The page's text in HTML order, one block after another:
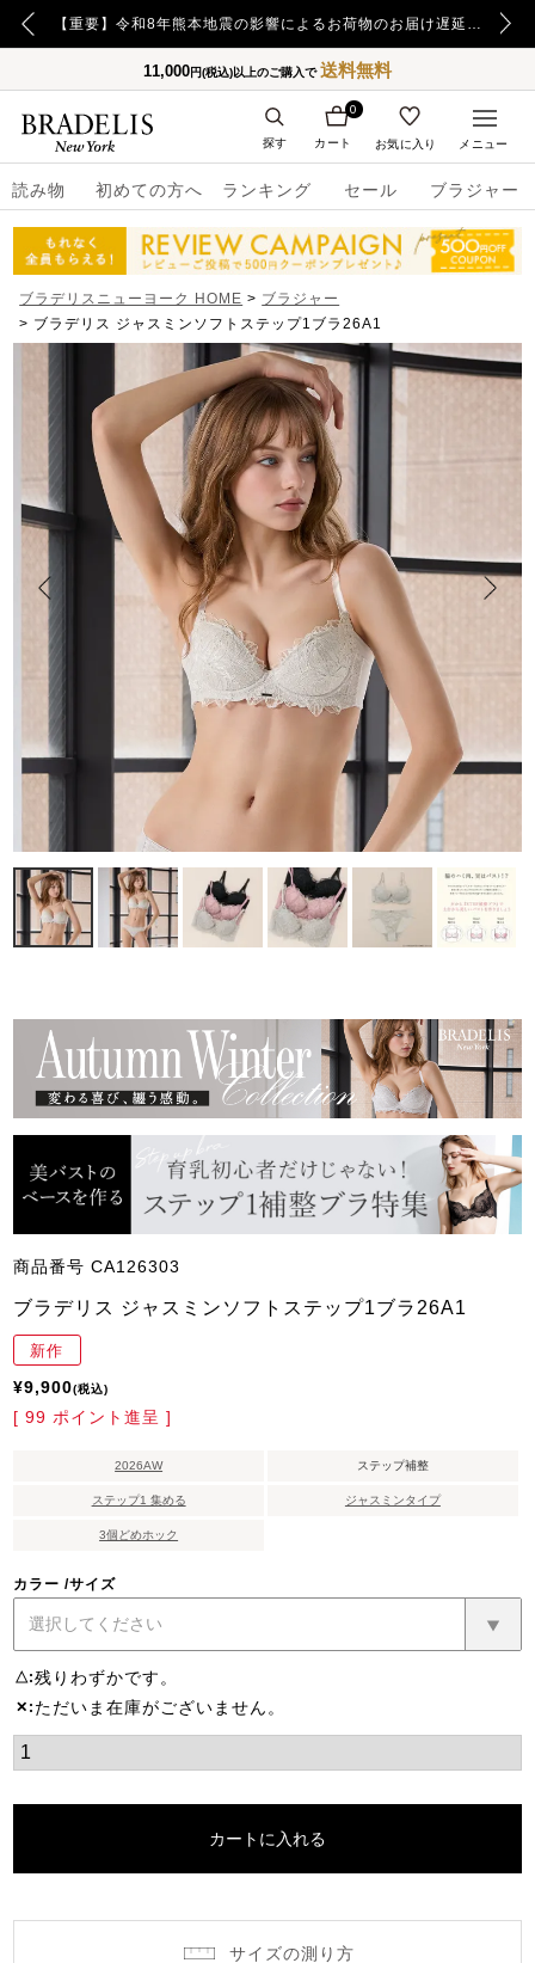
【重要】日本郵便の障害による配送への影響についてのお詫び 【重要】令和8年熊本地震の影響によるお荷物のお届け遅延について
11,000円(税込)以上のご購入で送料無料
読み物 初めての方へ ランキング セール ブラジャー
カート
0
お気に入り
探す メニュー
ブラデリスニューヨーク HOME
ブラジャー
ブラデリス ジャスミンソフトステップ1ブラ26A1
商品番号 CA126303
ブラデリス ジャスミンソフトステップ1ブラ26A1
新作
¥9,900 税込
[ 99 ポイント進呈 ]
2026AW ステップ補整
ステップ1 集める ジャスミンタイプ
3個どめホック
カラー サイズ
△ 残りわずかです。
✕ ただいま在庫がございません。
カートに入れる
サイズの測り方